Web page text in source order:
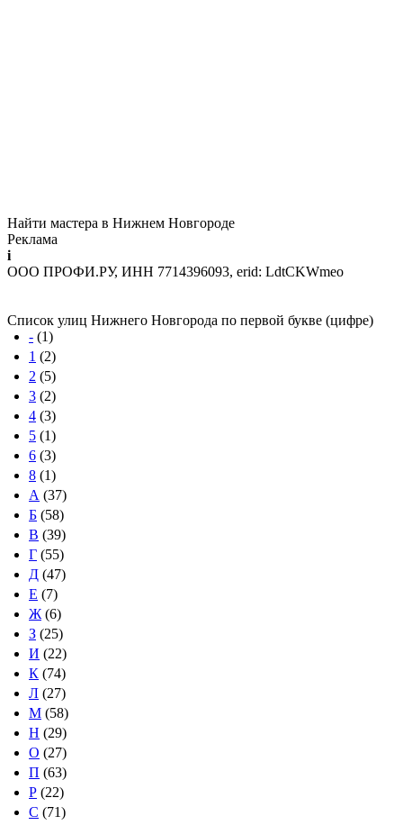
Найти мастера в Нижнем Новгороде
Реклама
i
ООО ПРОФИ.РУ, ИНН 7714396093, erid: LdtCKWmeo
Список улиц Нижнего Новгорода по первой букве (цифре)
- (1)
1 (2)
2 (5)
3 (2)
4 (3)
5 (1)
6 (3)
8 (1)
А (37)
Б (58)
В (39)
Г (55)
Д (47)
Е (7)
Ж (6)
З (25)
И (22)
К (74)
Л (27)
М (58)
Н (29)
О (27)
П (63)
Р (22)
С (71)